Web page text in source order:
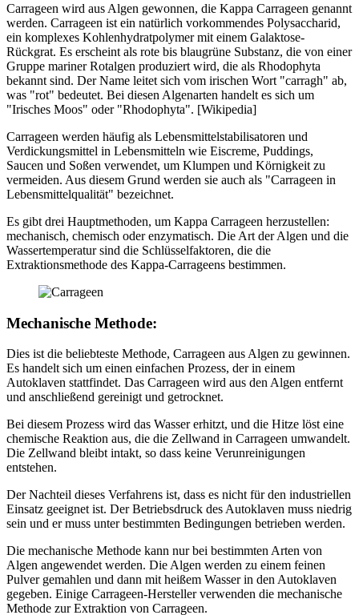
Carrageen wird aus Algen gewonnen, die Kappa Carrageen genannt
werden. Carrageen ist ein natürlich vorkommendes Polysaccharid,
ein komplexes Kohlenhydratpolymer mit einem Galaktose-
Rückgrat. Es erscheint als rote bis blaugrüne Substanz, die von einer
Gruppe mariner Rotalgen produziert wird, die als Rhodophyta
bekannt sind. Der Name leitet sich vom irischen Wort "carragh" ab,
was "rot" bedeutet. Bei diesen Algenarten handelt es sich um
"Irisches Moos" oder "Rhodophyta". [Wikipedia]
Carrageen werden häufig als Lebensmittelstabilisatoren und
Verdickungsmittel in Lebensmitteln wie Eiscreme, Puddings,
Saucen und Soßen verwendet, um Klumpen und Körnigkeit zu
vermeiden. Aus diesem Grund werden sie auch als "Carrageen in
Lebensmittelqualität" bezeichnet.
Es gibt drei Hauptmethoden, um Kappa Carrageen herzustellen:
mechanisch, chemisch oder enzymatisch. Die Art der Algen und die
Wassertemperatur sind die Schlüsselfaktoren, die die
Extraktionsmethode des Kappa-Carrageens bestimmen.
Mechanische Methode:
Dies ist die beliebteste Methode, Carrageen aus Algen zu gewinnen.
Es handelt sich um einen einfachen Prozess, der in einem
Autoklaven stattfindet. Das Carrageen wird aus den Algen entfernt
und anschließend gereinigt und getrocknet.
Bei diesem Prozess wird das Wasser erhitzt, und die Hitze löst eine
chemische Reaktion aus, die die Zellwand in Carrageen umwandelt.
Die Zellwand bleibt intakt, so dass keine Verunreinigungen
entstehen.
Der Nachteil dieses Verfahrens ist, dass es nicht für den industriellen
Einsatz geeignet ist. Der Betriebsdruck des Autoklaven muss niedrig
sein und er muss unter bestimmten Bedingungen betrieben werden.
Die mechanische Methode kann nur bei bestimmten Arten von
Algen angewendet werden. Die Algen werden zu einem feinen
Pulver gemahlen und dann mit heißem Wasser in den Autoklaven
gegeben. Einige Carrageen-Hersteller verwenden die mechanische
Methode zur Extraktion von Carrageen.